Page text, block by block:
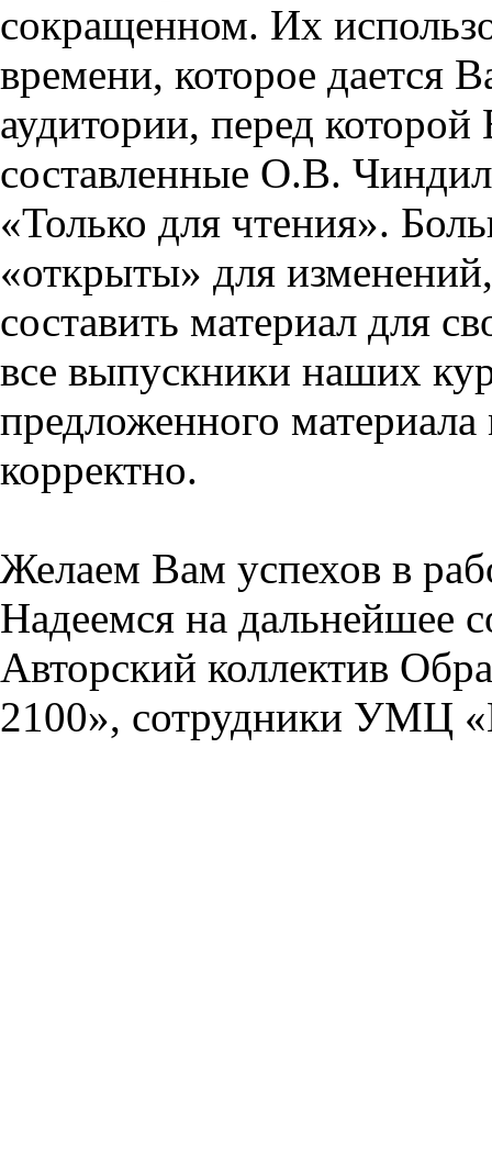
сокращенном. Их
времени, которое дается
аудитории, перед
составленные О.В.
«Только для чтения».
«открыты» для
составить материал для
все выпускники наших
предложенного
корректно.
Желаем Вам успехов в
Надеемся на дальнейшее
Авторский коллектив
2100», сотрудники УМЦ